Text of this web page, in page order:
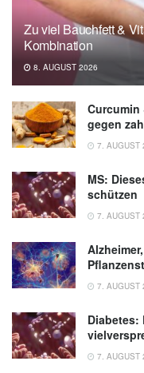
is ticket
Zu viel Bauchfett &
Kombination
8. AUGUST 2026
Curcumin
gegen
7. AUGUST
MS:
schützen
7. AUGUST
7. AUGUST
Diabetes:
7. AUGUST